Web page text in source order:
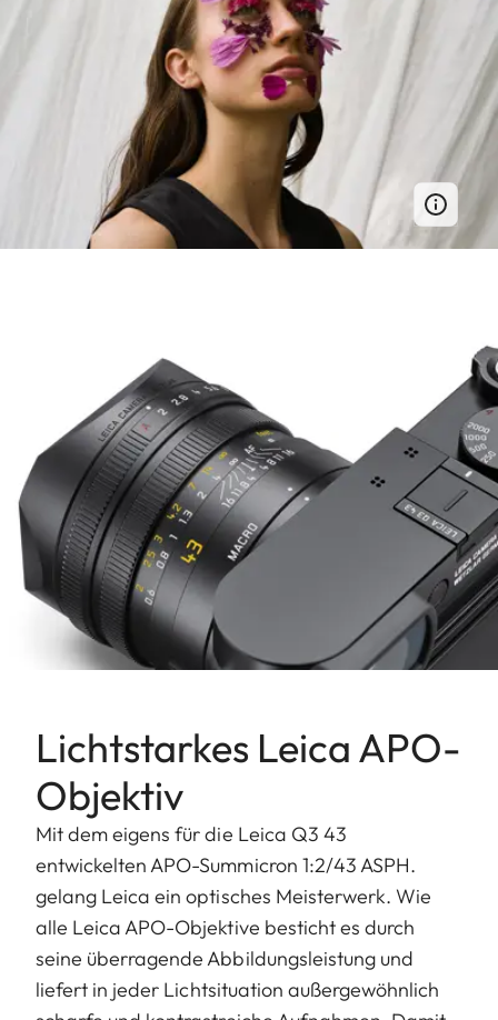
Lichtstarkes Leica APO-
Objektiv
Mit dem eigens für die Leica Q3 43
entwickelten APO-Summicron 1:2/43 ASPH.
gelang Leica ein optisches Meisterwerk. Wie
alle Leica APO-Objektive besticht es durch
seine überragende Abbildungsleistung und
liefert in jeder Lichtsituation außergewöhnlich